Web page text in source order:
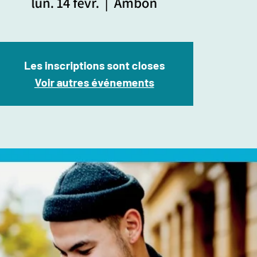
Les inscriptions sont closes
Voir autres événements